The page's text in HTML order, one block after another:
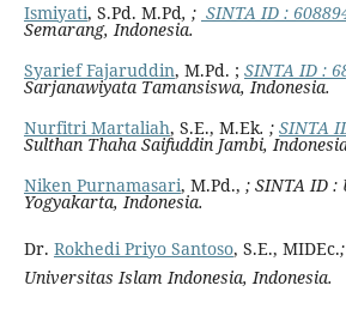
Ismiyati, S.Pd. M.Pd, ; SINTA ID :
Semarang, Indonesia.
Syarief Fajaruddin, M.Pd. ; SINTA ID :
Sarjanawiyata Tamansiswa, Indonesia.
Nurfitri Martaliah, S.E., M.Ek. ; SINTA
Sulthan Thaha Saifuddin Jambi,
Niken Purnamasari, M.Pd., ; SINTA ID :
Yogyakarta, Indonesia.
Dr. RokhediPriyo Santoso, S.E., MIDEc.;
Universitas Islam Indonesia, Indonesia.